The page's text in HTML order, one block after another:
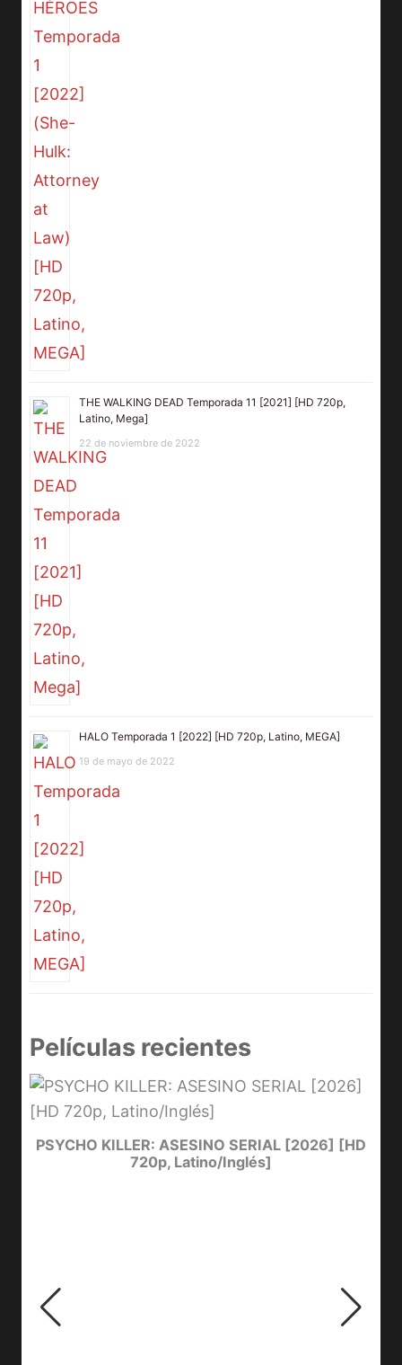
THE WALKING DEAD Temporada 11 [2021] [HD 720p,
Latino, Mega]
22 de noviembre de 2022
HALO Temporada 1 [2022] [HD 720p, Latino, MEGA]
19 de mayo de 2022
Películas recientes
PSYCHO KILLER: ASESINO SERIAL [2026] [HD
720p, Latino/Inglés]